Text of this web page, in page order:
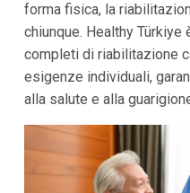
forma fisica, la
chiunque. Healthy
completi di riabilitazione
esigenze individuali,
alla salute e alla